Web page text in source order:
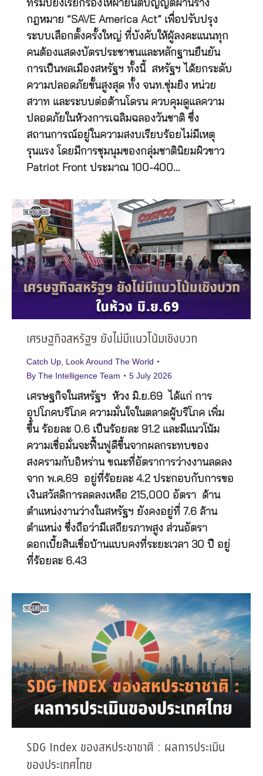
ทรัมป์ยังเรียกร้องให้ฝ่ายนิติบัญญัติผ่านร่าง
กฎหมาย “SAVE America Act” เพื่อปรับปรุง
ระบบเลือกตั้งครั้งใหญ่ ที่บังคับให้ผู้ลงคะแนนทุก
คนต้องแสดงบัตรประชาชนและหลักฐานยืนยัน
การเป็นพลเมืองสหรัฐฯ ทั้งนี้ สหรัฐฯ ได้ยกระดับ
ความปลอดภัยขั้นสูงสุด ทั้ง จนท.ซุ่มยิง หน่วย
สวาท และระบบต่อต้านโดรน ควบคุมดูแลความ
ปลอดภัยในห้วงการเฉลิมฉลองวันชาติ ซึ่ง
สถานการณ์อยู่ในความสงบเรียบร้อยไม่มีเหตุ
รุนแรง โดยมีการชุมนุมของกลุ่มชาตินิยมผิวขาว
Patriot Front ประมาณ 100-400…
เศรษฐกิจสหรัฐฯ ยังไม่มีแนวโน้มเชิงบวก
Catch Up Look Around The World
By The Intelligence Team 5 July 2026
เศรษฐกิจในสหรัฐฯ ห้วง มิ.ย.69 ได้แก่ การ
อุปโภคบริโภค ความมั่นใจในตลาดผู้บริโภค เพิ่ม
ขึ้น ร้อยละ 0.6 เป็นร้อยละ 91.2 และมีแนวโน้ม
ความเชื่อมั่นจะฟื้นฟูดีขึ้นจากผลกระทบของ
สงครามกับอิหร่าน ขณะที่อัตราการว่างงานลดลง
จาก พ.ค.69 อยู่ที่ร้อยละ 4.2 ประกอบกับการขอ
เงินสวัสดิการลดลงเหลือ 215,000 อัตรา ด้าน
ตำแหน่งงานว่างในสหรัฐฯ ยังคงอยู่ที่ 7.6 ล้าน
ตำแหน่ง ซึ่งถือว่ามีเสถียรภาพสูง ส่วนอัตรา
ดอกเบี้ยสินเชื่อบ้านแบบคงที่ระยะเวลา 30 ปี อยู่
ที่ร้อยละ 6.43
SDG Index ของสหประชาชาติ : ผลการประเมิน
ของประเทศไทย